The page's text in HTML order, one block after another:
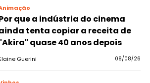
que a indústria do cinema
tenta copiar a receita de
quase 40 anos depois
Guerini 08/08/26